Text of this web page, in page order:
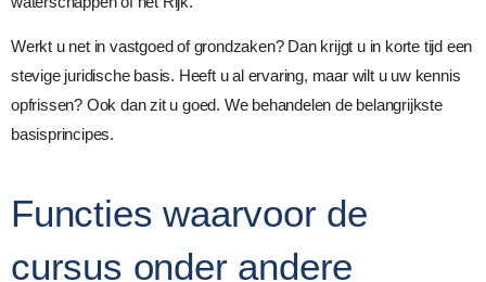
Werkt u net in vastgoed of grondzaken? Dan krijgt u in korte tijd een
stevige juridische basis. Heeft u al ervaring, maar wilt u uw kennis
opfrissen? Ook dan zit u goed. We behandelen de belangrijkste
basisprincipes.
Functies waarvoor de
cursus onder andere